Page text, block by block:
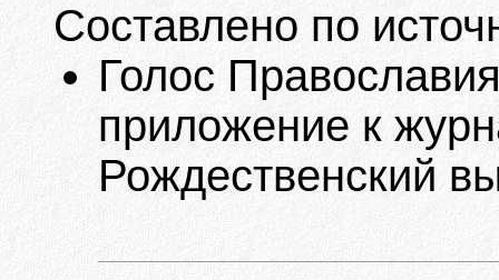
Составлено по
Голос
приложение к
Рождественский